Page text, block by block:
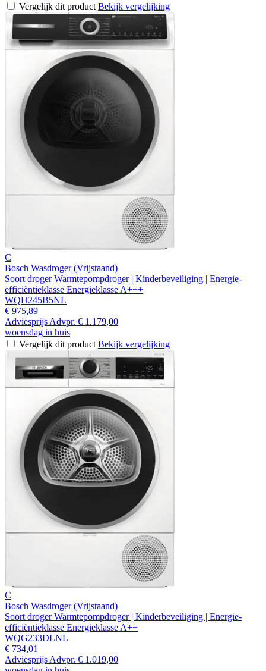
Vergelijk dit product Bekijk vergelijking
C
Bosch Wasdroger (Vrijstaand)
Soort droger Warmtepompdroger | Kinderbeveiliging | Energie-
efficiëntieklasse Energieklasse A+++
WQH245B5NL
€ 975,89
Adviesprijs Advpr. € 1.179,00
woensdag in huis
Vergelijk dit product Bekijk vergelijking
C
Bosch Wasdroger (Vrijstaand)
Soort droger Warmtepompdroger | Kinderbeveiliging | Energie-
efficiëntieklasse Energieklasse A++
WQG233DLNL
€ 734,01
Adviesprijs Advpr. € 1.019,00